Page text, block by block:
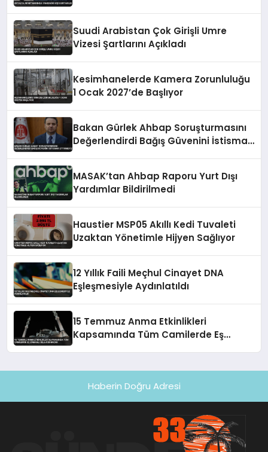
Suudi Arabistan Çok Girişli Umre
Vizesi Şartlarını Açıkladı
Kesimhanelerde Kamera Zorunluluğu
1 Ocak 2027’de Başlıyor
Bakan Gürlek Ahbap Soruşturmasını
Değerlendirdi Bağış Güvenini İstismar
MASAK’tan Ahbap Raporu Yurt Dışı
Yardımlar Bildirilmedi
Haustier MSP05 Akıllı Kedi Tuvaleti
Uzaktan Yönetimle Hijyen Sağlıyor
12 Yıllık Faili Meçhul Cinayet DNA
Eşleşmesiyle Aydınlatıldı
15 Temmuz Anma Etkinlikleri
Kapsamında Tüm Camilerde Eş
Haberin Doğru Adresi